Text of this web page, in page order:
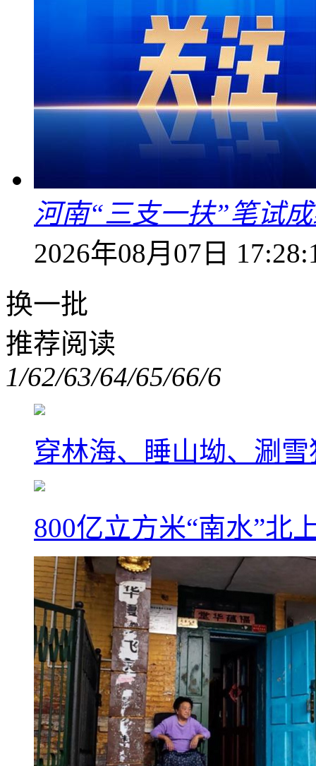
河南“三支一扶”笔试
2026年08月07日
换一批
推荐阅读
1/62/63/64/65/66/6
穿林海、睡山坳、涮
800亿立方米“南水”北